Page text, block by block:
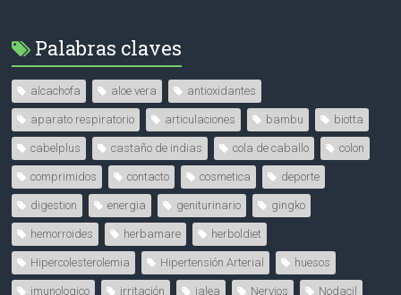
Palabras claves
alcachofa aloe vera antioxidantes
aparato respiratorio articulaciones bambu biotta
cabelplus castaño de indias cola de caballo colon
comprimidos contacto cosmetica deporte
digestion energia geniturinario gingko
hemorroides herbamare herboldiet
Hipercolesterolemia Hipertensión Arterial huesos
imunologico irritación jalea Nervios Nodacil